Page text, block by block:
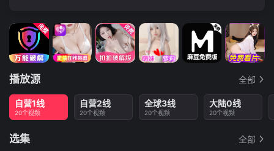
播放源 全部
自营1线
20个视频
自营2线
20个视频
全球3线
20个视频
大陆0线
20个视频
选集 全部